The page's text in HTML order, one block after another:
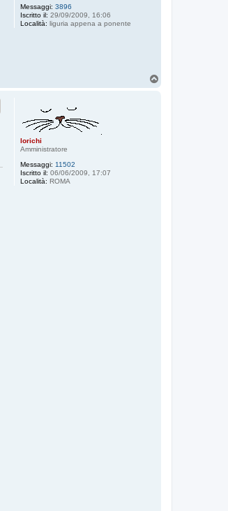
Messaggi: 3896
Iscritto il: 29/09/2009, 16:06
Località: liguria appena a ponente
lorichi
Amministratore
Messaggi: 11502
Iscritto il: 06/06/2009, 17:07
Località: ROMA